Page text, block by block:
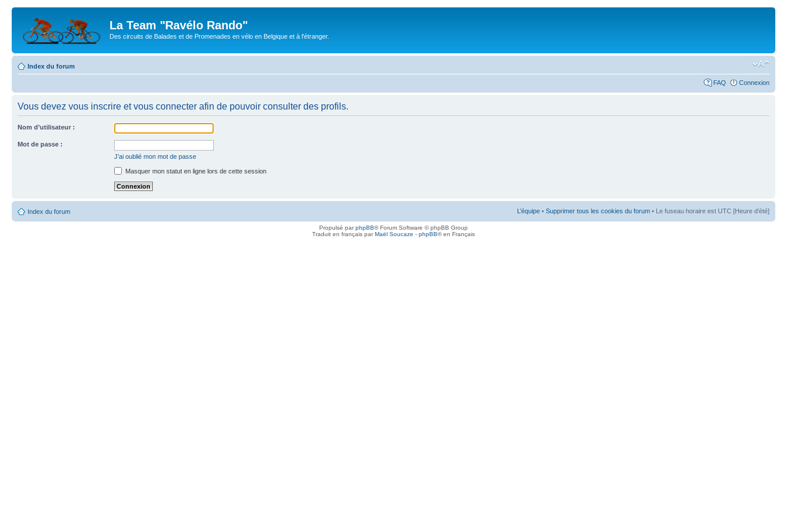
La Team "Ravélo Rando"
Des circuits de Balades et de Promenades en vélo en Belgique et à l'étranger.
Index du forum
FAQ Connexion
Vous devez vous inscrire et vous connecter afin de pouvoir consulter des profils.
Nom d’utilisateur :
Mot de passe :
J’ai oublié mon mot de passe
Masquer mon statut en ligne lors de cette session
Index du forum L’équipe • Supprimer tous les cookies du forum • Le fuseau horaire est UTC [Heure d’été]
Propulsé parphpBB® Forum Software © phpBB Group
Traduit en français parMaël Soucaze - phpBB® en Français